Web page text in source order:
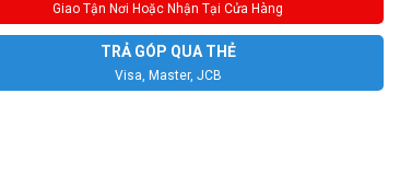
Giao Tận Nơi Hoặc Nhận Tại Cửa Hàng
TRẢ GÓP QUA THẺ
Visa, Master, JCB